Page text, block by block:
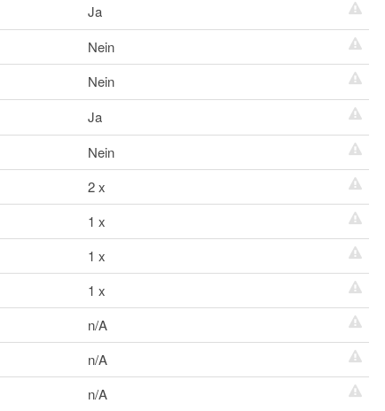
Ja
Nein
Nein
Ja
Nein
2 x
1 x
1 x
1 x
n/A
n/A
n/A